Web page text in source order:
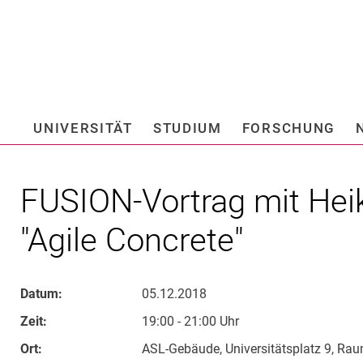
Springe direkt zu:
UNIVERSITÄT STUDIUM FORSCHUNG
FUSION-Vortrag mit
"Agile Concrete"
Datum:
05.12.2018
Zeit:
19:00 - 21:00 Uhr
Ort:
ASL-Gebäude, Universitätsplatz 9,